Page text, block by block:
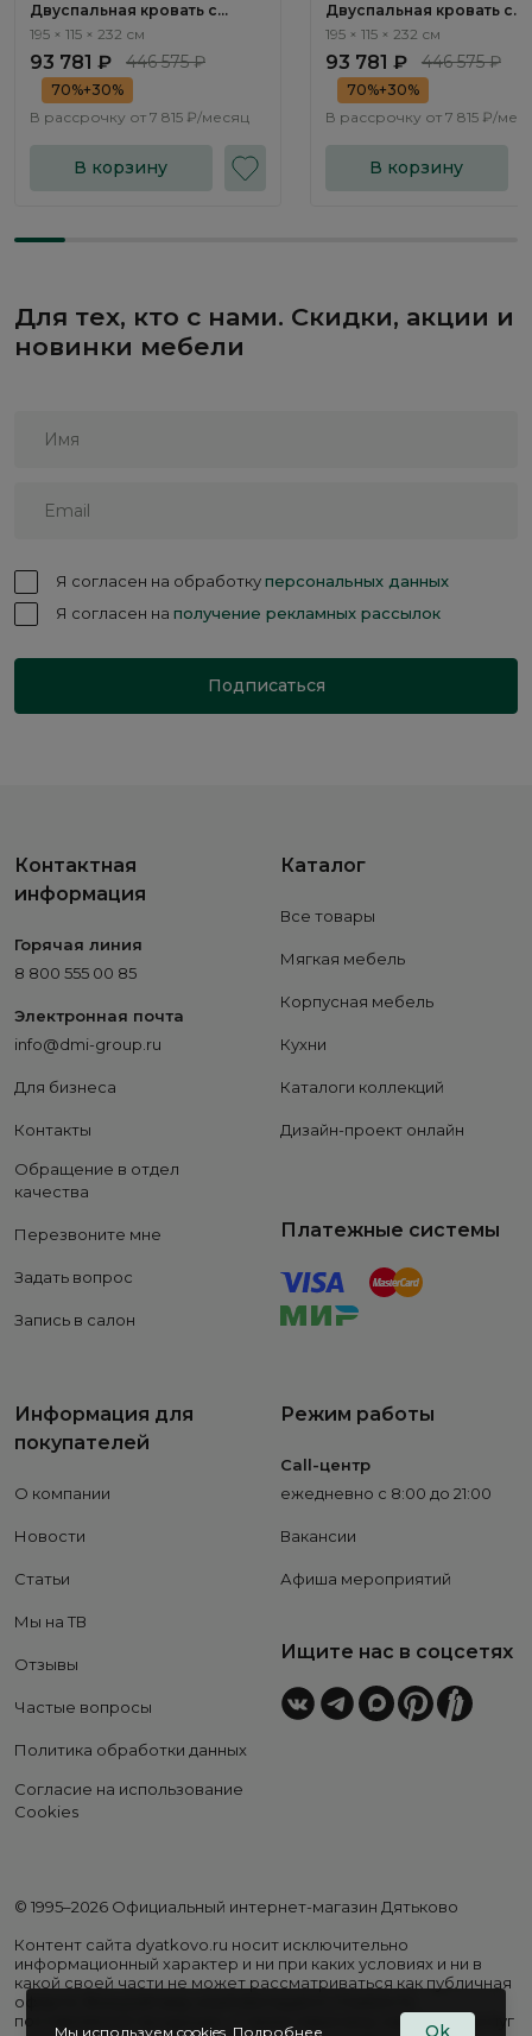
Двуспальная кровать с
подъемным механизмом
195 × 115 × 232 см
93 781 ₽ 446 575 ₽
70%+30%
В рассрочку от 7 815 ₽/месяц
В корзину
Двуспальная кровать с
подъемным механизмом
195 × 115 × 232 см
93 781 ₽ 446 575 ₽
70%+30%
В рассрочку от 7 815 ₽/
В корзину
Для тех, кто с нами. Скидки, акции и
новинки мебели
Я согласен на обработкуперсональных данных
Я согласен на получение рекламных рассылок
Подписаться
Контактная
информация
Горячая линия
8 800 555 00 85
Электронная почта
info@dmi-group.ru
Для бизнеса
Контакты
Обращение в отдел
качества
Перезвоните мне
Задать вопрос
Запись в салон
Каталог
Все товары
Мягкая мебель
Корпусная мебель
Кухни
Каталоги коллекций
Дизайн-проект онлайн
Платежные системы
Информация для
покупателей
О компании
Новости
Статьи
Мы на ТВ
Отзывы
Частые вопросы
Политика обработки данных
Согласие на использование
Cookies
Режим работы
Call-центр
ежедневно с 8:00 до 21:00
Вакансии
Афиша мероприятий
Ищите нас в соцсетях
© 1995–2026 Официальный интернет-магазин Дятьково
Контент сайта dyatkovo.ru носит исключительно
информационный характер и ни при каких условиях и ни в
какой своей части не может рассматриваться как публичная
оферта. Внешний вид, комплектация и стоимость
поставляемой продукции, а также перечень сервисных услуг
Мы используем cookies. Подробнее Ok